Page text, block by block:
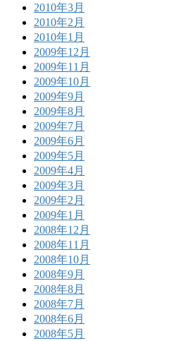
2010年3月
2010年2月
2010年1月
2009年12月
2009年11月
2009年10月
2009年9月
2009年8月
2009年7月
2009年6月
2009年5月
2009年4月
2009年3月
2009年2月
2009年1月
2008年12月
2008年11月
2008年10月
2008年9月
2008年8月
2008年7月
2008年6月
2008年5月